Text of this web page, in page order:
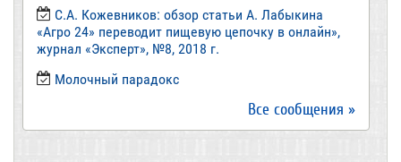
С.А. Кожевников: обзор статьи А. Лабыкина
«Агро 24» переводит пищевую цепочку в онлайн»,
журнал «Эксперт», №8, 2018 г.
Молочный парадокс
Все сообщения »